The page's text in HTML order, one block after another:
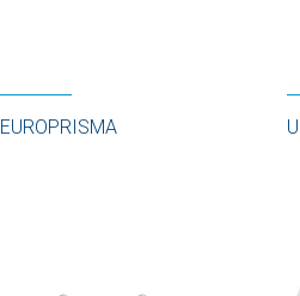
EUROPRISMA